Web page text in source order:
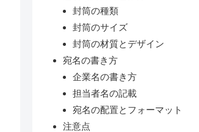
封筒の種類
封筒のサイズ
封筒の材質とデザイン
宛名の書き方
企業名の書き方
担当者名の記載
宛名の配置とフォーマット
注意点